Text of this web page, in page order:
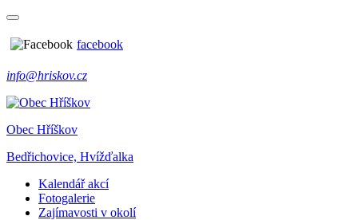
facebook
info@hriskov.cz
Obec Hříškov
Bedřichovice, Hvížďalka
Kalendář akcí
Fotogalerie
Zajímavosti v okolí